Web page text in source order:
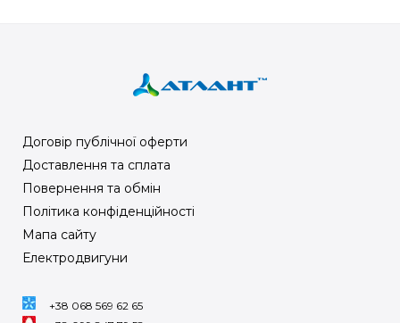
Договір публічної оферти
Доставлення та сплата
Повернення та обмін
Політика конфіденційності
Мапа сайту
Електродвигуни
+38 068 569 62 65